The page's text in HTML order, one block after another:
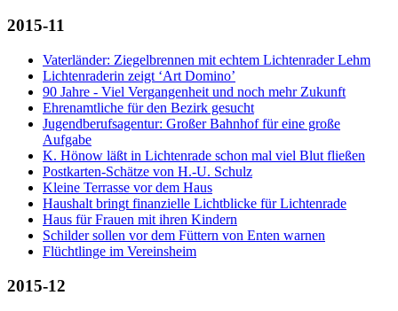
2015-11
Vaterländer: Ziegelbrennen mit echtem Lichtenrader Lehm
Lichtenraderin zeigt ‘Art Domino’
90 Jahre - Viel Vergangenheit und noch mehr Zukunft
Ehrenamtliche für den Bezirk gesucht
Jugendberufsagentur: Großer Bahnhof für eine große
Aufgabe
K. Hönow läßt in Lichtenrade schon mal viel Blut fließen
Postkarten-Schätze von H.-U. Schulz
Kleine Terrasse vor dem Haus
Haushalt bringt finanzielle Lichtblicke für Lichtenrade
Haus für Frauen mit ihren Kindern
Schilder sollen vor dem Füttern von Enten warnen
Flüchtlinge im Vereinsheim
2015-12